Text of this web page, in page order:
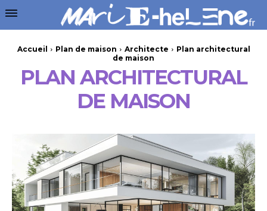
Accueil Plan de maison Architecte
Plan architectural
de maison
PLAN ARCHITECTURAL
DE MAISON